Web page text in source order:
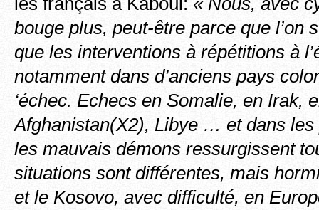
bouge plus, peut-être parce que l’on
que les interventions à répétitions à
notamment dans d’anciens pays
‘échec. Echecs en Somalie, en Irak,
Afghanistan(X2), Libye … et dans les
les mauvais démons ressurgissent
situations sont différentes, mais
et le Kosovo, avec difficulté, en